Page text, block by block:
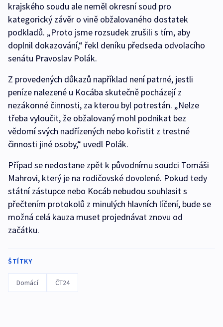
krajského soudu ale neměl okresní soud pro
kategorický závěr o vině obžalovaného dostatek
podkladů. „Proto jsme rozsudek zrušili s tím, aby
doplnil dokazování,“ řekl deníku předseda odvolacího
senátu Pravoslav Polák.
Z provedených důkazů například není patrné, jestli
peníze nalezené u Kocába skutečně pocházejí z
nezákonné činnosti, za kterou byl potrestán. „Nelze
třeba vyloučit, že obžalovaný mohl podnikat bez
vědomí svých nadřízených nebo kořistit z trestné
činnosti jiné osoby,“ uvedl Polák.
Případ se nedostane zpět k původnímu soudci Tomáši
Mahrovi, který je na rodičovské dovolené. Pokud tedy
státní zástupce nebo Kocáb nebudou souhlasit s
přečtením protokolů z minulých hlavních líčení, bude se
možná celá kauza muset projednávat znovu od
začátku.
ŠTÍTKY
Domácí ČT24